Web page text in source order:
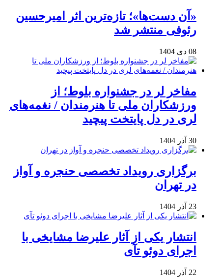
«آن دست‌ها»؛ تازه‌ترین اثر امیرحسین
رئوفی منتشر شد
08 دی 1404
مفاخر لر در جشنواره بلوط؛ از
ورزشکاران ملی تا هنرمندان / نغمه‌های
لری در دل پایتخت پیچید
30 آذر 1404
برگزاری رویداد تخصصی حنجره و آواز
در تهران
23 آذر 1404
انتشار یکی از آثار علیرضا مشایخی با
اجرای دوئو تآی
22 آذر 1404